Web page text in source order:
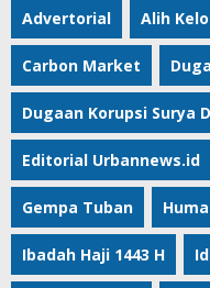
Advertorial Alih
Carbon Market
Dugaan Korupsi Surya
Editorial Urbannews.id
Gempa Tuban
Ibadah Haji 1443 H